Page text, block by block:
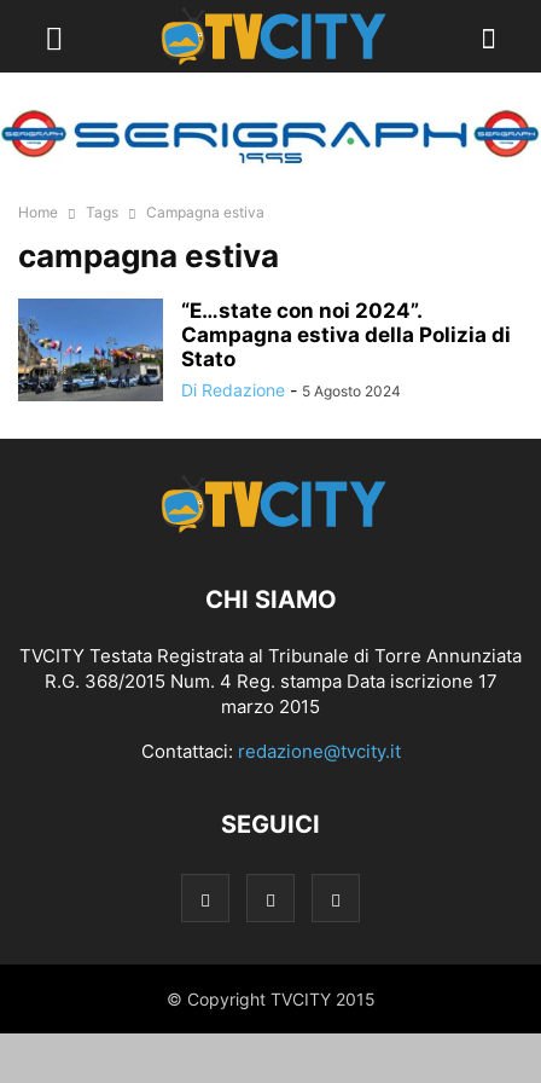
Home Tags Campagna estiva
campagna estiva
“E…state con noi 2024”.
Campagna estiva della Polizia di
Stato
Di Redazione - 5 Agosto 2024
CHI SIAMO
TVCITY Testata Registrata al Tribunale di Torre Annunziata
R.G. 368/2015 Num. 4 Reg. stampa Data iscrizione 17
marzo 2015
Contattaci: redazione@tvcity.it
SEGUICI
© Copyright TVCITY 2015